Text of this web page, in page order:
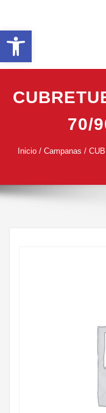
Abrir barra de
contenido
70/
Inicio / Campanas /